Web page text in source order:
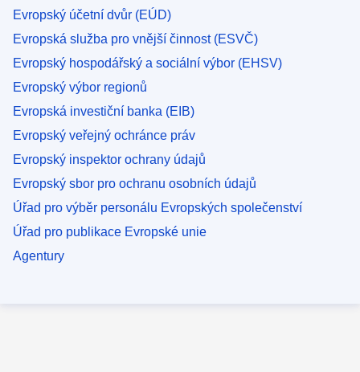
Evropský účetní dvůr (EÚD)
Evropská služba pro vnější činnost (ESVČ)
Evropský hospodářský a sociální výbor (EHSV)
Evropský výbor regionů
Evropská investiční banka (EIB)
Evropský veřejný ochránce práv
Evropský inspektor ochrany údajů
Evropský sbor pro ochranu osobních údajů
Úřad pro výběr personálu Evropských společenství
Úřad pro publikace Evropské unie
Agentury